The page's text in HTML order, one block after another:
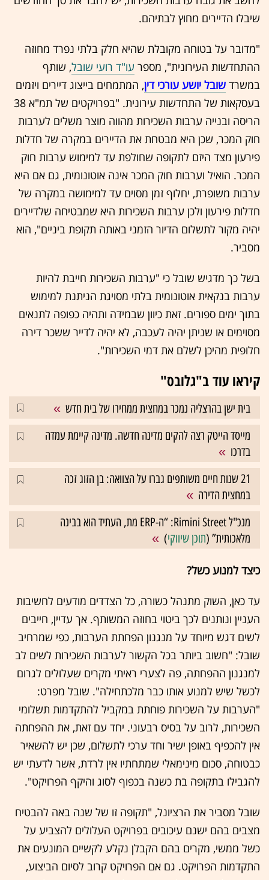
שיבלו הדיירים מחוץ לבתיהם.
"מדובר על בטוחה מקובלת שהיא חלק בלתי נפרד מחוזה
ההתחדשות העירונית", מספר עו"ד רועי שובל, שותף
במשרד שובל יושע עורכי דין, המתמחים בייצוג דיירים ויזמים
בעסקאות של התחדשות עירונית. "בפרויקטים של תמ"א 38
הריסה ובנייה ערבות השכירות מהווה מוצר משלים לערבות
חוק המכר, שכן היא מבטחת את הדיירים במקרה של חדלות
פירעון מצד היזם לתקופה שחולפת עד למימוש ערבות חוק
המכר. הואיל וערבות חוק המכר אינה אוטונומית, גם אם היא
ערבות משופרת, יחלוף זמן מסוים עד למימושה במקרה של
חדלות פירעון ולכן ערבות השכירות היא שמבטיחה שלדיירים
יהיה מקור לתשלום הדיור הזמני באותה תקופת ביניים", הוא
מסביר.
בשל כך מדגיש שובל כי "ערבות השכירות חייבת להיות
ערבות בנקאית אוטונומית בלתי מסויגת הניתנת למימוש
בתוך ימים ספורים. זאת כיוון שבמידה ותהיה כפופה לתנאים
מסוימים או שניתן יהיה לעכבה, לא יהיה לדייר ששכר דירה
חלופית מהיכן לשלם את דמי השכירות".
קיראו עוד ב"גלובס"
בית ישן בהרצליה נמכר במחצית ממחירו של בית חדש
מייסד הייטק רצה להקים מדינה חדשה. מדינה קיימת עמדה
בדרכו
21 שנות חיים משותפים גברו על הצוואה: בן הזוג זכה
במחצית הדירה
מנכ"ל Rimini Street: “ה-ERP מת, העתיד הוא בבינה
מלאכותית” (תוכן שיווקי)
כיצד למנוע כשל?
עד כאן, השוק מתנהל כשורה, כל הצדדים מודעים לחשיבות
העניין ונותנים לכך ביטוי בחוזה המשותף. אך עדיין, חייבים
לשים דגש מיוחד על מנגנון הפחתת הערבות, כפי שמרחיב
שובל: "חשוב ביותר בכל הקשור לערבות השכירות לשים לב
למנגנון ההפחתה, פה לצערי ראיתי מקרים שעלולים לגרום
לכשל שיש למנוע אותו כבר מלכתחילה". שובל מפרט:
"הערבות על השכירות פוחתת במקביל להתקדמות תשלומי
השכירות, לרוב על בסיס רבעוני. יחד עם זאת, את ההפחתה
אין להכפיף באופן ישיר וחד ערכי לתשלום, שכן יש להשאיר
כבטוחה, סכום מינימאלי שמתחתיו אין לרדת, אשר לדעתי יש
להגבילו בתקופה בת כשנה בכפוף לסוג והיקף הפרויקט".
שובל מסביר את הרציונל, "תקופה זו של שנה באה להבטיח
מצבים בהם ישנם עיכובים בפרויקט העלולים להצביע על
כשל ממשי, מקרים בהם הקבלן נקלע לקשיים המונעים את
התקדמות הפרויקט. גם אם הפרויקט קרוב לסיום הביצוע,